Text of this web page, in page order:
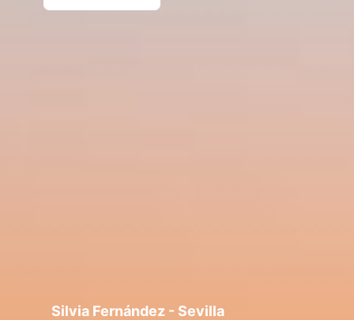
Silvia Fernández - Sevilla